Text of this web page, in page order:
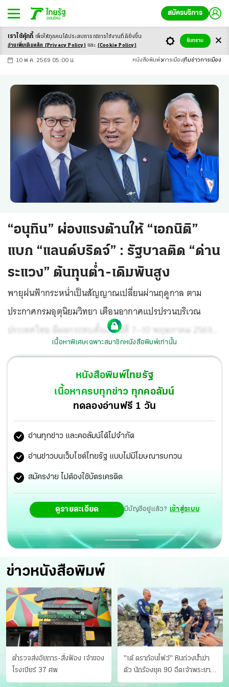
สมัครบริการ
-ก ก ก+
10 พ.ค. 2569 05:00 น. หนังสือพิมพ์ การเมือง ทีมข่าวการเมือง
“อนุทิน” ผ่องแรงต้านให้ “เอกนิติ”
แบก “แลนด์บริดจ์” : รัฐบาลติด “ด่าน
ระแวง” ต้นทุนตํ่า-เดิมพันสูง
พายุฝนฟ้ากระหน่ำเป็นสัญญาณเปลี่ยนผ่านฤดูกาล ตาม
ประกาศกรมอุตุนิยมวิทยา เตือนอากาศแปรปรวนบริเวณ
ประเทศไทย มีผลกระทบตั้งแต่วันที่ 7—10 พฤษภาคม 2569
ให้เฝ้าระวังฝนฟ้าคะนองเกือบทั่วทุกภูมิภาคของประเทศ บาง
พื้นที่เสี่ยงกับน้ำป่าไหลหลาก บางจุดน้ำรอระบายท่วมเมือง
หลังจากนั้นอากาศจะคลายความร้อนลง เนื่องจากความกด
อากาศสูง มวลอากาศเย็นจากประเทศจีนจะแผ่ลงมาปกคลุม
ภาคเหนือ ภาคอีสาน และทะเลจีนใต้
เนื้อหาพิเศษเฉพาะสมาชิกหนังสือพิมพ์เท่านั้น
หนังสือพิมพ์ไทยรัฐ
เนื้อหาครบทุกข่าว ทุกคอลัมน์
ทดลองอ่านฟรี 1 วัน
อ่านทุกข่าว และคอลัมน์ได้ไม่จำกัด
อ่านข่าวบนเว็บไซต์ไทยรัฐ แบบไม่มีโฆษณารบกวน
สมัครง่าย ไม่ต้องใช้บัตรเครดิต
ดูรายละเอียด มีบัญชีอยู่แล้ว? เข้าสู่ระบบ
ข่าวหนังสือพิมพ์
ตำรวจส่งอัยการ-สั่งฟ้อง เจ้าของ
โรงเบียร์ 37 ศพ
"เต้ ดราก้อนไฟว์" หินถ่วงน้ำฆ่า
ตัว นักร้องยุค 90 อืดเจ้าพระยา
แฟนหาตัววุ่น เครียดธุรกิจ!
เราใช้คุ้กกี้ เพื่อให้ทุกคนได้ประสบการณ์การใช้งานที่ดียิ่งขึ้น
อ่านเพิ่มเติมคลิก (Privacy Policy) และ (Cookie Policy)
รับทราบ